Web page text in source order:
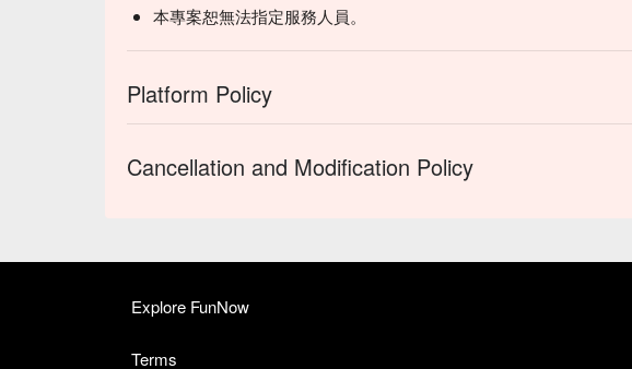
本專案恕無法指定服務人員。
Platform Policy
Cancellation and Modification Policy
Explore FunNow
Terms